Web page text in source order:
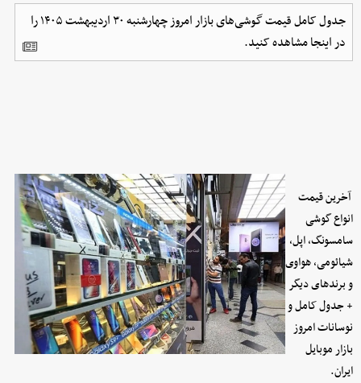
جدول کامل قیمت گوشی‌های بازار امروز چهارشنبه ۳۰ اردیبهشت ۱۴۰۵ را
در اینجا مشاهده کنید.
آخرین قیمت
انواع گوشی
سامسونگ، اپل،
شیائومی، هواوی
و برندهای دیگر
+ جدول کامل و
نوسانات امروز
بازار موبایل
ایران.